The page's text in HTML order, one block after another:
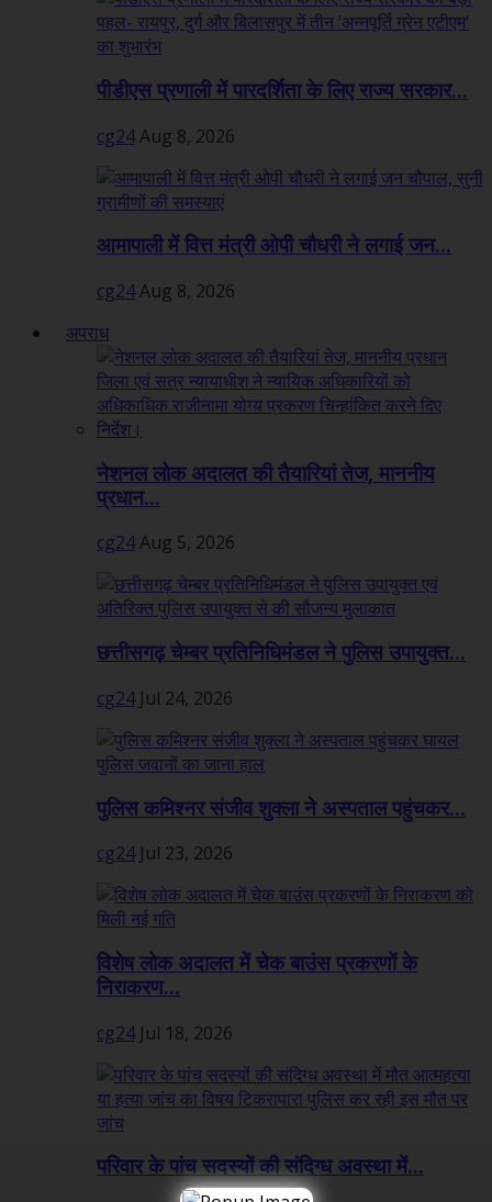
पीडीएस प्रणाली में पारदर्शिता के लिए राज्य सरकार...
cg24Aug 8, 2026
आमापाली में वित्त मंत्री ओपी चौधरी ने लगाई जन...
cg24Aug 8, 2026
अपराध
नेशनल लोक अदालत की तैयारियां तेज, माननीय
प्रधान...
cg24Aug 5, 2026
छत्तीसगढ़ चेम्बर प्रतिनिधिमंडल ने पुलिस उपायुक्त...
cg24 Jul 24, 2026
पुलिस कमिश्नर संजीव शुक्ला ने अस्पताल पहुंचकर...
cg24 Jul 23, 2026
विशेष लोक अदालत में चेक बाउंस प्रकरणों के
निराकरण...
cg24 Jul 18, 2026
परिवार के पांच सदस्यों की संदिग्ध अवस्था में...